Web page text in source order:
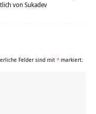
von Sukadev
Felder sind mit * markiert.